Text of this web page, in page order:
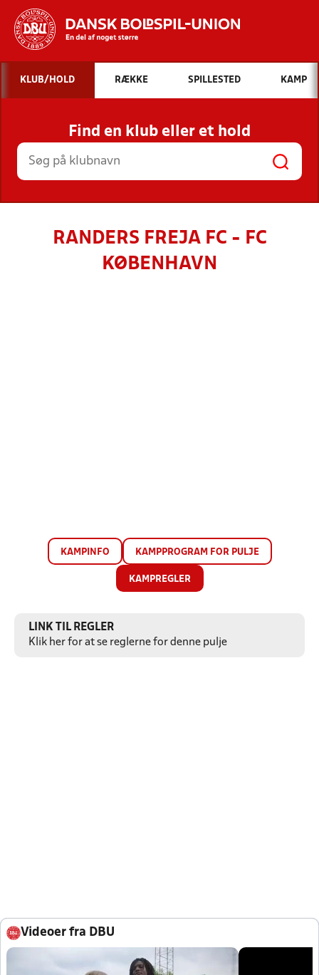
Hvad vil du søge efter?
INDHOLD OG NYHEDER
STILLINGER, RESULTATER, KLUBBER OG
HOLD
KLUB/HOLD RÆKKE SPILLESTED KAMP
Find en klub eller et hold
RANDERS FREJA FC - FC
KØBENHAVN
KAMPINFO KAMPPROGRAM FOR PULJE
KAMPREGLER
LINK TIL REGLER
Klik her for at se reglerne for denne pulje
Videoer fra DBU